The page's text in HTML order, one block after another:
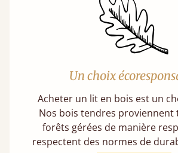
Un choix
Acheter un lit en bois est un
Nos bois tendres proviennent
forêts gérées de manière
respectent des normes de